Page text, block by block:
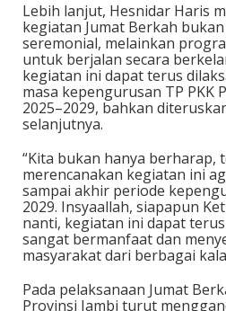
Lebih lanjut, Hesnidar Haris
kegiatan Jumat Berkah
seremonial, melainkan
untuk berjalan secara
kegiatan ini dapat terus
masa kepengurusan TP PKK
2025–2029, bahkan
selanjutnya.
“Kita bukan hanya berharap,
merencanakan kegiatan ini
sampai akhir periode
2029. Insyaallah, siapapun
nanti, kegiatan ini dapat
sangat bermanfaat dan
masyarakat dari berbagai
Pada pelaksanaan Jumat
Provinsi Jambi turut